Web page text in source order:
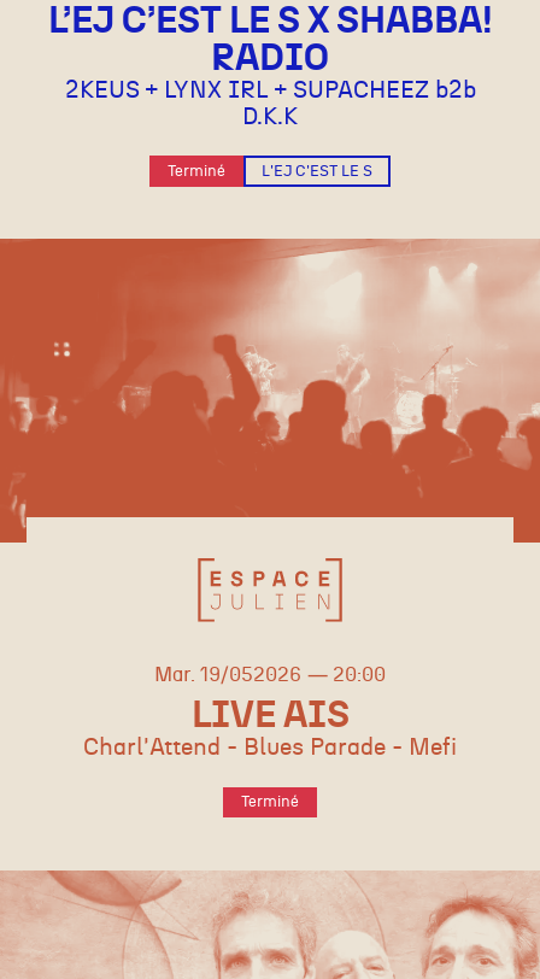
L’EJ C’EST LE S X SHABBA!
RADIO
2KEUS + LYNX IRL + SUPACHEEZ b2b
D.K.K
Terminé L'EJ C'EST LE S
mardi
Mar. 19/mai
052026 20:00
LIVE AIS
Charl'Attend - Blues Parade - Mefi
Terminé